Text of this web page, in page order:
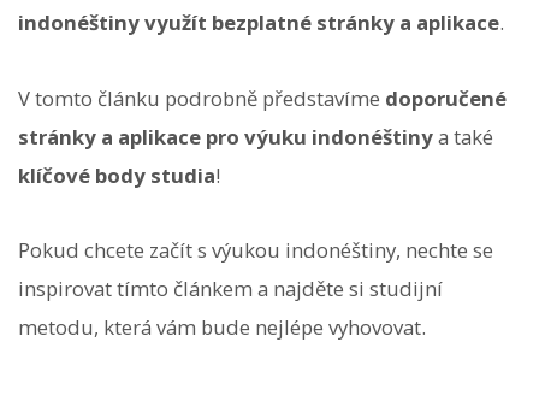
indonéštiny využít bezplatné stránky a aplikace.
V tomto článku podrobně představíme doporučené
stránky a aplikace pro výuku indonéštinya také
klíčové body studia!
Pokud chcete začít s výukou indonéštiny, nechte se
inspirovat tímto článkem a najděte si studijní
metodu, která vám bude nejlépe vyhovovat.